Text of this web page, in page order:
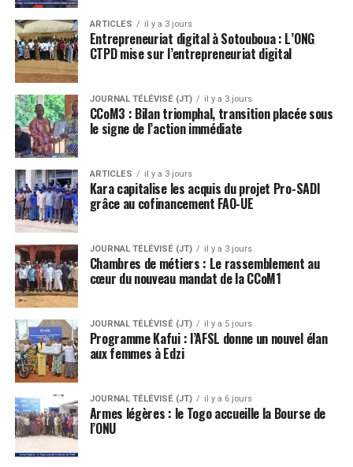
ARTICLES il y a 3 jours
Entrepreneuriat digital à Sotouboua : L’ONG
CTPD mise sur l’entrepreneuriat digital
JOURNAL TÉLÉVISÉ (JT) il y a 3 jours
CCoM3 : Bilan triomphal, transition placée sous
le signe de l’action immédiate
ARTICLES il y a 3 jours
Kara capitalise les acquis du projet Pro-SADI
grâce au cofinancement FAO-UE
JOURNAL TÉLÉVISÉ (JT) il y a 3 jours
Chambres de métiers : Le rassemblement au
cœur du nouveau mandat de la CCoM1
JOURNAL TÉLÉVISÉ (JT) il y a 5 jours
Programme Kafui : l’AFSL donne un nouvel élan
aux femmes à Edzi
JOURNAL TÉLÉVISÉ (JT) il y a 6 jours
Armes légères : le Togo accueille la Bourse de
l’ONU